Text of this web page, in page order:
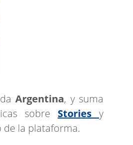
Argentina, y suma
sobre Storiesy
la plataforma.